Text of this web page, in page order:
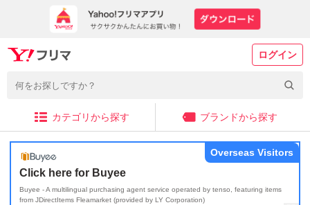
ログイン
カテゴリから探す ブランドから探す
Click here for Buyee
Buyee - A multilingual purchasing agent service operated by tenso, featuring items
from JDirectItems Fleamarket (provided by LY Corporation)
Overseas Visitors